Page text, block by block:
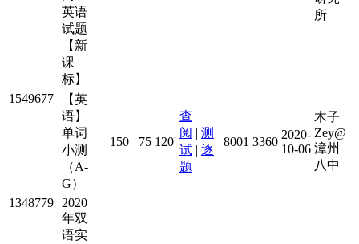
英语
试题
【新
课
标】
所
1549677
【英
语】
单词
小测
（A-
G）
150 75 120'
查
阅 | 测
试 | 逐
题
8001 3360
2020-
10-06
木子
Zey@
漳州
八中
1348779
2020
年双
语实